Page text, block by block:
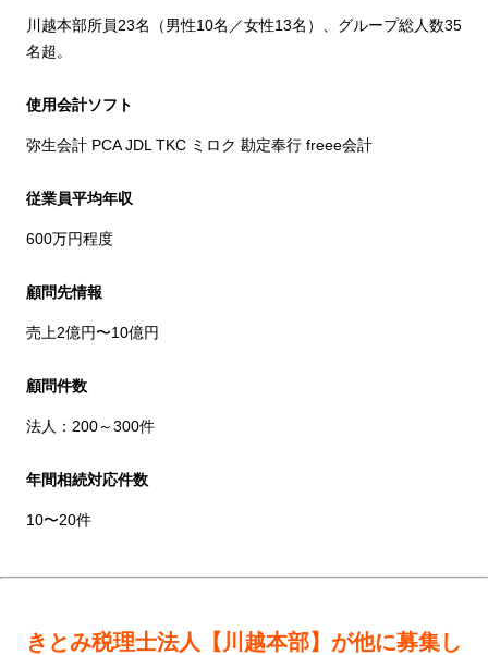
川越本部所員23名（男性10名／女性13名）、グループ総人数35
名超。
使用会計ソフト
弥生会計 PCA JDL TKC ミロク 勘定奉行 freee会計
従業員平均年収
600万円程度
顧問先情報
売上2億円〜10億円
顧問件数
法人：200～300件
年間相続対応件数
10〜20件
きとみ税理士法人【川越本部】が他に募集し